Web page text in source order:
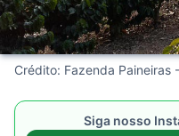
Crédito: Fazenda Paineiras
Siga nosso